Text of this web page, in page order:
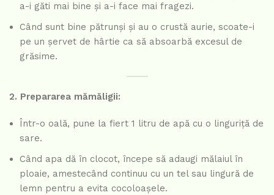
a-i găti mai bine și a-i face mai fragezi.
Când sunt bine pătrunși și au o crustă aurie, scoate-i
pe un șervet de hârtie ca să absoarbă excesul de
grăsime.
2. Prepararea mămăligii:
Într-o oală, pune la fiert 1 litru de apă cu o linguriță de
sare.
Când apa dă în clocot, începe să adaugi mălaiul în
ploaie, amestecând continuu cu un tel sau lingură de
lemn pentru a evita cocoloașele.